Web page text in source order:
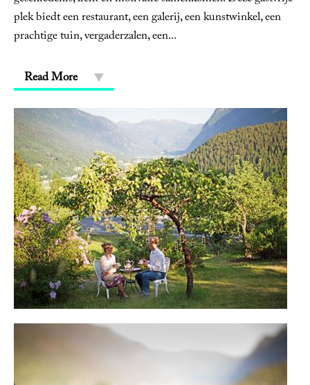
plek biedt een restaurant, een galerij, een kunstwinkel, een
prachtige tuin, vergaderzalen, een...
Read More